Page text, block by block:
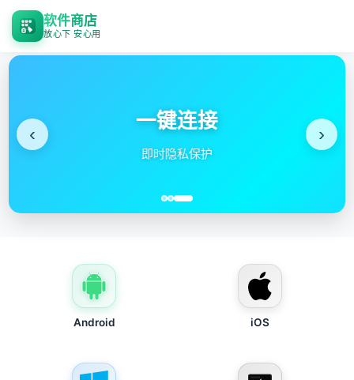
软件商店
放心下 安心用
一键连接
即时隐私保护
‹ ›
Android iOS